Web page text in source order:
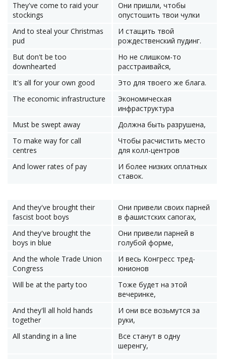
They've come to raid your
stockings
Они пришли, чтобы
опустошить твои чулки
And to steal your Christmas
pud
И стащить твой
рождественский пудинг.
But don't be too
downhearted
Но не слишком-то
расстраивайся,
It's all for your own good
Это для твоего же блага.
The economic infrastructure
Экономическая
инфраструктура
Must be swept away
Должна быть разрушена,
To make way for call
centres
Чтобы расчистить место
для колл-центров
And lower rates of pay
И более низких оплатных
ставок.
And they've brought their
fascist boot boys
Они привели своих парней
в фашистских сапогах,
And they've brought the
boys in blue
Они привели парней в
голубой форме,
And the whole Trade Union
Congress
И весь Конгресс тред-
юнионов
Will be at the party too
Тоже будет на этой
вечеринке,
And they'll all hold hands
together
И они все возьмутся за
руки,
All standing in a line
Все станут в одну
шеренгу,